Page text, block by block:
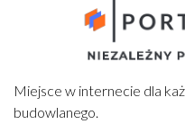
Miejsce w internecie dla
budowlanego.